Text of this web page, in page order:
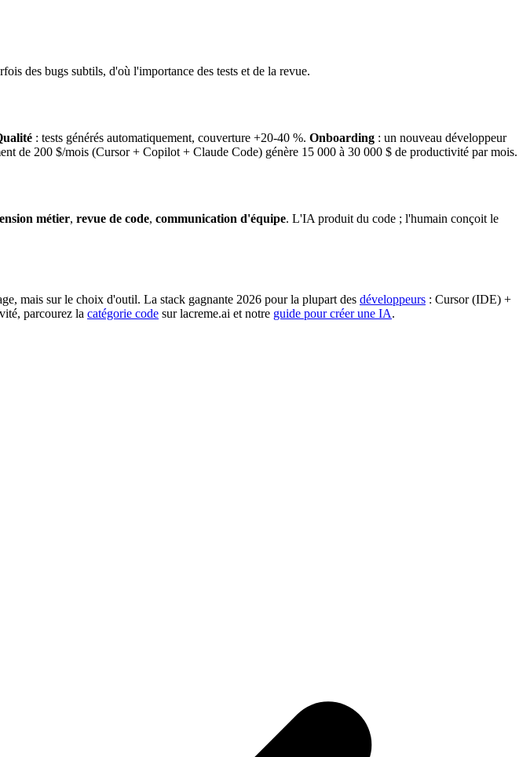
des bugs subtils, d'où l'importance des tests et de la revue.
: tests générés automatiquement, couverture +20-40 %. Onboarding : un nouveau développeur
de 200 $/mois (Cursor + Copilot + Claude Code) génère 15 000 à 30 000 $ de productivité par mois.
métier, revue de code, communication d'équipe. L'IA produit du code ; l'humain conçoit le
mais sur le choix d'outil. La stack gagnante 2026 pour la plupart des développeurs : Cursor (IDE) +
parcourez la catégorie code sur lacreme.ai et notre guide pour créer une IA.